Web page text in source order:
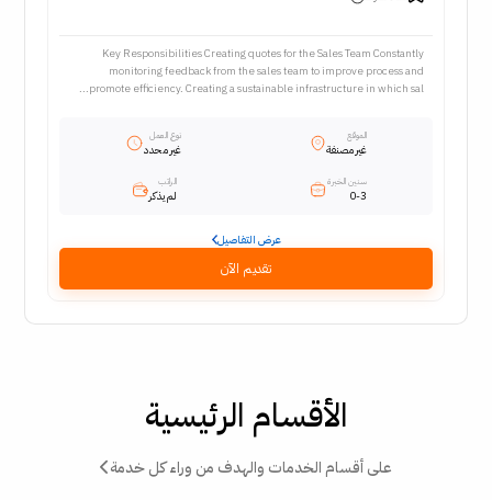
Key Responsibilities Creating quotes for the Sales Team Constantly
monitoring feedback from the sales team to improve process and
promote efficiency. Creating a sustainable infrastructure in which sal...
الموقع
غير مصنفة
نوع العمل
غير محدد
سنين الخبرة
0-3
الراتب
لم يذكر
عرض التفاصيل
تقديم الآن
الأقسام الرئيسية
على أقسام الخدمات والهدف من وراء كل خدمة